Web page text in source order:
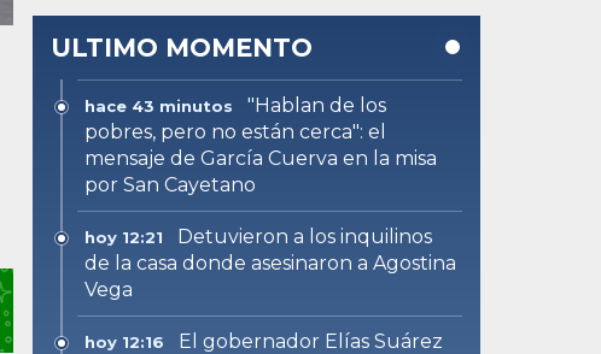
ULTIMO MOMENTO
hace 43 minutos
"Hablan de los
pobres, pero no están cerca": el
mensaje de García Cuerva en la misa
por San Cayetano
hoy 12:21
Detuvieron a los inquilinos
de la casa donde asesinaron a Agostina
Vega
hoy 12:16
El gobernador Elías Suárez